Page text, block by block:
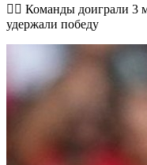
🤦‍♂️ Команды доиграли 3
удержали победу